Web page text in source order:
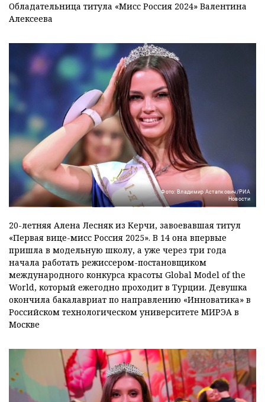
Обладательница титула «Мисс Россия 2024» Валентина
Алексеева
Фото: Владимир Астапкович/РИА
Новости
20-летняя Алена Лесняк из Керчи, завоевавшая титул
«Первая вице-мисс Россия 2025». В 14 она впервые
пришла в модельную школу, а уже через три года
начала работать режиссером-постановщиком
международного конкурса красоты Global Model of the
World, который ежегодно проходит в Турции. Девушка
окончила бакалавриат по направлению «Инноватика» в
Российском технологическом университете МИРЭА в
Москве